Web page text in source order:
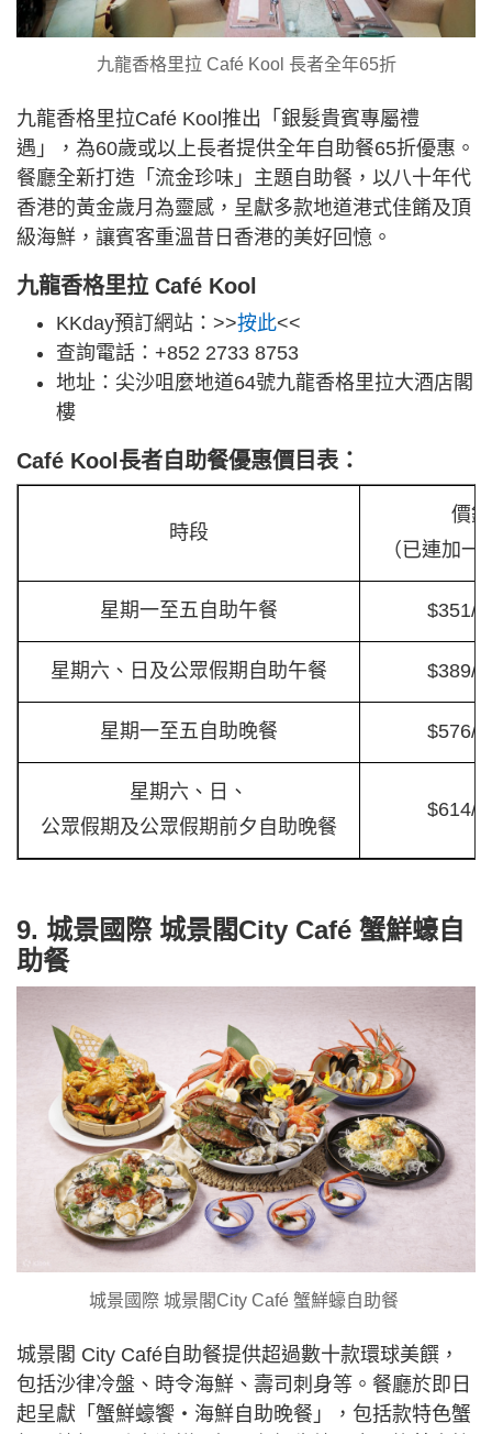
九龍香格里拉 Café Kool 長者全年65折
九龍香格里拉Café Kool推出「銀髮貴賓專屬禮
遇」，為60歲或以上長者提供全年自助餐65折優惠。
餐廳全新打造「流金珍味」主題自助餐，以八十年代
香港的黃金歲月為靈感，呈獻多款地道港式佳餚及頂
級海鮮，讓賓客重溫昔日香港的美好回憶。
九龍香格里拉 Café Kool
KKday預訂網站：>>按此<<
查詢電話：+852 2733 8753
地址：尖沙咀麼地道64號九龍香格里拉大酒店閣
樓
Café Kool長者自助餐優惠價目表：
時段
價錢
（已連加一
星期一至五自助午餐 $351/
星期六、日及公眾假期自助午餐 $389/
星期一至五自助晚餐 $576/
星期六、日、
公眾假期及公眾假期前夕自助晚餐
$614/
9. 城景國際 城景閣City Café 蟹鮮蠔自
助餐
城景國際 城景閣City Café 蟹鮮蠔自助餐
城景閣 City Café自助餐提供超過數十款環球美饌，
包括沙律冷盤、時令海鮮、壽司刺身等。餐廳於即日
起呈獻「蟹鮮蠔饗‧海鮮自助晚餐」，包括款特色蟹